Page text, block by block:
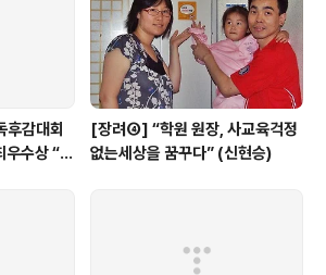
후감대회
수상 “학
[장려④] “학원 원장, 사교육걱정
없는세상을 꿈꾸다” (신현승)